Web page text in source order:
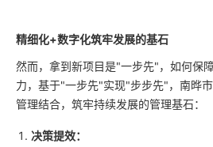
精细化+数字化筑牢发展的基石
然而，拿到新项目是"一步先"，如何保
力，基于"一步先"实现"步步先"，南晔
管理结合，筑牢持续发展的管理基石：
决策提效：